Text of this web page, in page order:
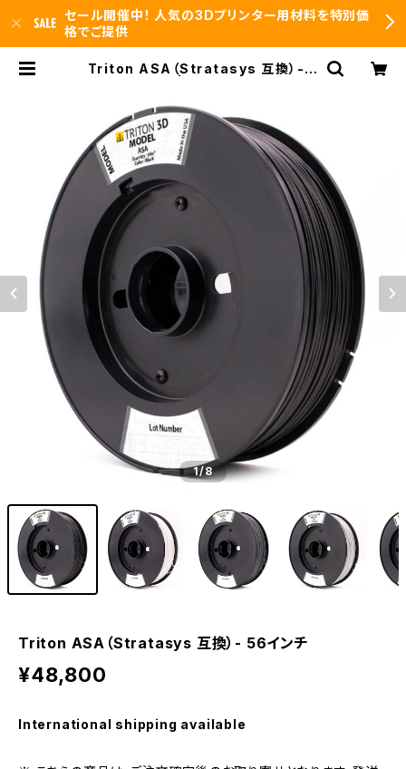
セール開催中！ 人気の3Dプリンター用材料を特別価
格でご提供
Triton ASA（Stratasys 互換）- 5
1/8
Triton ASA（Stratasys 互換）- 56インチ
¥48,800
International shipping available